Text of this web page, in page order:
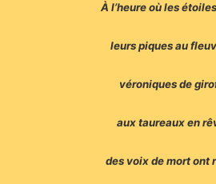
À l’heure où les
leurs piques au
véroniques de
aux taureaux en
des voix de mort ont